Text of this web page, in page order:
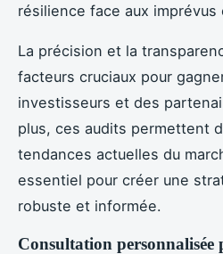
résilience face aux imprévus
La précision et la
facteurs cruciaux pour
investisseurs et des
plus, ces audits permettent
tendances actuelles du
essentiel pour créer une
robuste et informée.
Consultation personnalisée